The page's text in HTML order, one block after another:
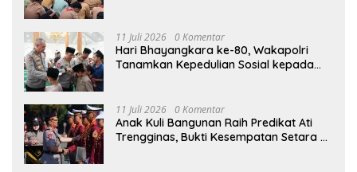
11 Juli 2026 0 Komentar
Hari Bhayangkara ke-80, Wakapolri
Tanamkan Kepedulian Sosial kepada
11 Juli 2026 0 Komentar
Anak Kuli Bangunan Raih Predikat Ati
Trengginas, Bukti Kesempatan Setara di